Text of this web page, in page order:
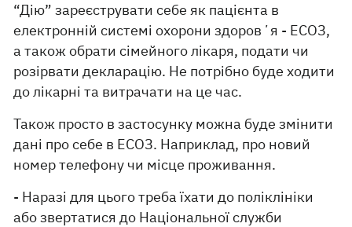
“Дію” зареєструвати себе як пацієнта в
електронній системі охорони здоровʼя - ЕСОЗ,
а також обрати сімейного лікаря, подати чи
розірвати декларацію. Не потрібно буде ходити
до лікарні та витрачати на це час.
Також просто в застосунку можна буде змінити
дані про себе в ЕСОЗ. Наприклад, про новий
номер телефону чи місце проживання.
- Наразі для цього треба їхати до поліклініки
або звертатися до Національної служби